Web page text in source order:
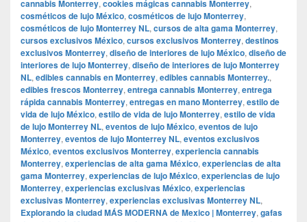
cannabis Monterrey, cookies mágicas cannabis Monterrey,
cosméticos de lujo México, cosméticos de lujo Monterrey,
cosméticos de lujo Monterrey NL, cursos de alta gama Monterrey,
cursos exclusivos México, cursos exclusivos Monterrey, destinos
exclusivos Monterrey, diseño de interiores de lujo México, diseño de
interiores de lujo Monterrey, diseño de interiores de lujo Monterrey
NL, edibles cannabis en Monterrey, edibles cannabis Monterrey.,
edibles frescos Monterrey, entrega cannabis Monterrey, entrega
rápida cannabis Monterrey, entregas en mano Monterrey, estilo de
vida de lujo México, estilo de vida de lujo Monterrey, estilo de vida
de lujo Monterrey NL, eventos de lujo México, eventos de lujo
Monterrey, eventos de lujo Monterrey NL, eventos exclusivos
México, eventos exclusivos Monterrey, experiencia cannabis
Monterrey, experiencias de alta gama México, experiencias de alta
gama Monterrey, experiencias de lujo México, experiencias de lujo
Monterrey, experiencias exclusivas México, experiencias
exclusivas Monterrey, experiencias exclusivas Monterrey NL,
Explorando la ciudad MÁS MODERNA de Mexico | Monterrey, gafas